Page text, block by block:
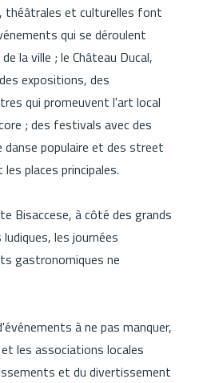
théâtrales et culturelles font
qui se déroulent
la ville ; le Château Ducal,
expositions, des
qui promeuvent l'art local
; des festivals avec des
populaire et des street
places principales.
Bisaccese, à côté des grands
les journées
gastronomiques ne
à ne pas manquer,
les associations locales
et du divertissement